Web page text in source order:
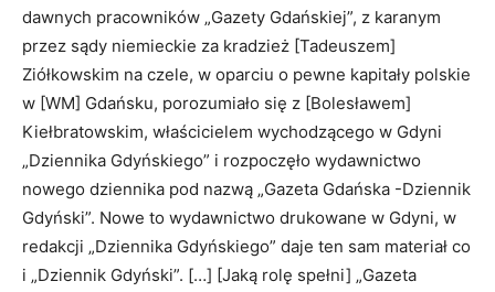
dawnych pracowników „Gazety Gdań­skiej”, z karanym
przez sądy niemieckie za kradzież [Tadeuszem]
Ziółkowskim na czele, w oparciu o pewne kapita­ły polskie
w [WM] Gdańsku, porozumiało się z [Bolesławem]
Kiełbratowskim, właścicielem wychodzącego w Gdyni
„Dziennika Gdyńskiego” i rozpoczęło wydawnictwo
nowego dziennika pod nazwą „Gazeta Gdańska -Dzien­nik
Gdyński”. Nowe to wydawnictwo drukowane w Gdyni, w
redakcji „Dziennika Gdyńskiego” daje ten sam materiał co
i „Dziennik Gdyński”. […] [Jaką rolę spełni] „Gazeta